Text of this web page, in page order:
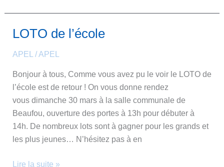
LOTO de l’école
APEL /APEL
Bonjour à tous, Comme vous avez pu le voir le LOTO de
l’école est de retour ! On vous donne rendez
vous dimanche 30 mars à la salle communale de
Beaufou, ouverture des portes à 13h pour débuter à
14h. De nombreux lots sont à gagner pour les grands et
les plus jeunes… N’hésitez pas à en
LOTO
l’école
Lire la suite »